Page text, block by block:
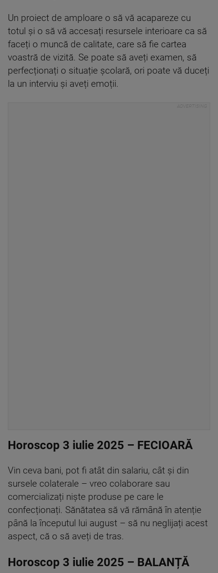
Un proiect de amploare o să vă acapareze cu
totul și o să vă accesați resursele interioare ca să
faceți o muncă de calitate, care să fie cartea
voastră de vizită. Se poate să aveți examen, să
perfecționați o situație școlară, ori poate vă duceți
la un interviu și aveți emoții.
Horoscop 3 iulie 2025 – FECIOARĂ
Vin ceva bani, pot fi atât din salariu, cât și din
sursele colaterale – vreo colaborare sau
comercializați niște produse pe care le
confecționați. Sănătatea să vă rămână în atenție
până la începutul lui august – să nu neglijați acest
aspect, că o să aveți de tras.
Horoscop 3 iulie 2025 – BALANȚĂ